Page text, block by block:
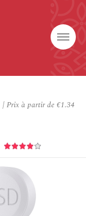
|Prix à partir de €1.34